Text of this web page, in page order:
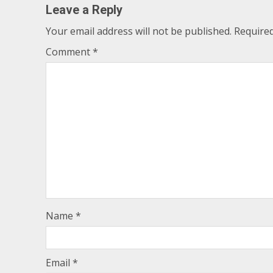
Leave a Reply
Your email address will not be published.
Comment*
Name *
Email *